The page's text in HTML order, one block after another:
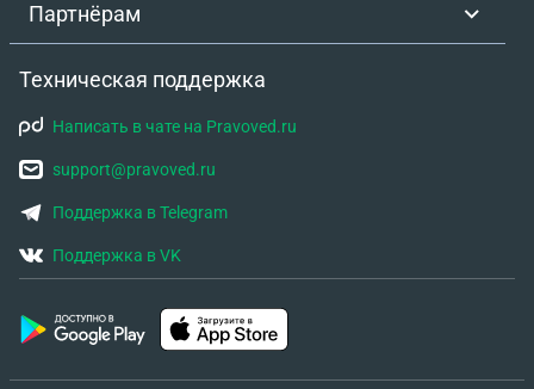
Партнёрам
Техническая поддержка
Написать в чате на Pravoved.ru
support@pravoved.ru
Поддержка в Telegram
Поддержка в VK